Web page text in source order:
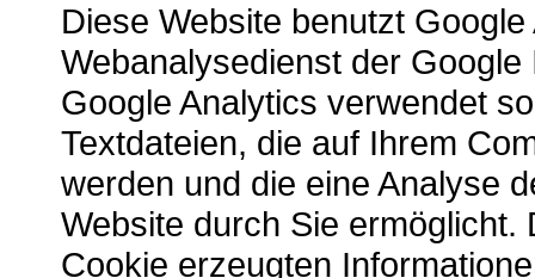
Diese Website benutzt
Webanalysedienst der
Google Analytics verwendet
Textdateien, die auf Ihrem
werden und die eine Analyse
Website durch Sie ermöglicht.
Cookie erzeugten